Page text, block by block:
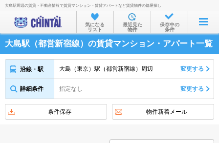
お部屋を探す
沿線・駅から
住所から
家賃相場から
物件特集から
不動産会社から
大島駅周辺の賃貸・不動産情報で賃貸マンション・賃貸アパートなど賃貸物件の部屋探し
気になる
リスト
最近見た
物件
保存中の
条件
大島駅（都営新宿線）の賃貸マンション・アパート一覧
沿線・駅 大島（東京）駅（都営新宿線）周辺 変更する
詳細条件 指定なし 変更する
条件保存 物件新着メール